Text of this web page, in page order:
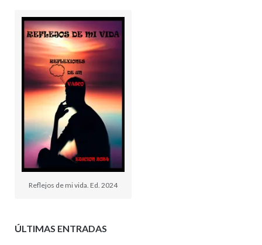
Reflejos de mi vida. Ed. 2024
ÚLTIMAS ENTRADAS